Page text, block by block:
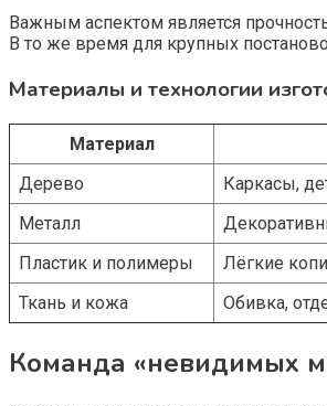
Важным аспектом является
В то же время для крупных
Материалы и технологии
Материал
Дерево
Каркасы,
Металл
Пластик и полимеры
Лёгкие
Ткань и кожа
Обивка,
Команда «невидимых